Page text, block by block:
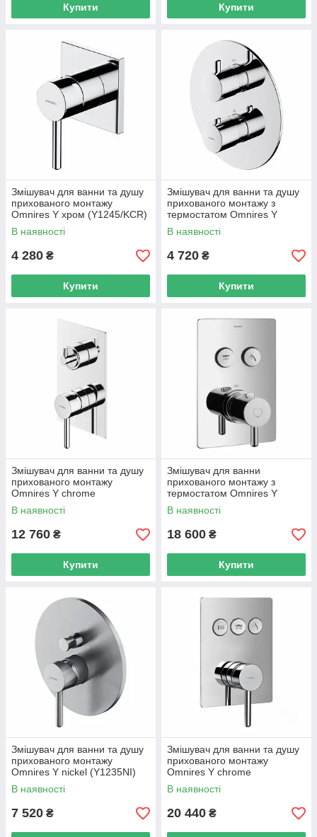
Купити Купити
Змішувач для ванни та душу
прихованого монтажу
Omnires Y хром (Y1245/KCR)
В наявності
4 280 ₴
Купити
Змішувач для ванни та душу
прихованого монтажу з
термостатом Omnires Y
chrome (Y1236ROCR)
В наявності
4 720 ₴
Купити
Змішувач для ванни та душу
прихованого монтажу
Omnires Y chrome
(Y1237/KCR)
В наявності
12 760 ₴
Купити
Змішувач для ванни
прихованого монтажу з
термостатом Omnires Y
chrome (Y1236GCPROCR)
В наявності
18 600 ₴
Купити
Змішувач для ванни та душу
прихованого монтажу
Omnires Y nickel (Y1235NI)
В наявності
7 520 ₴
Змішувач для ванни та душу
прихованого монтажу
Omnires Y chrome
(Y1237GCCR)
В наявності
20 440 ₴